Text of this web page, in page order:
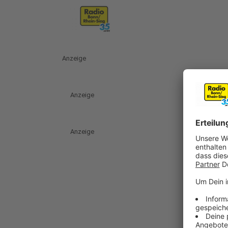
Anzeige
Anzeige
Anzeige